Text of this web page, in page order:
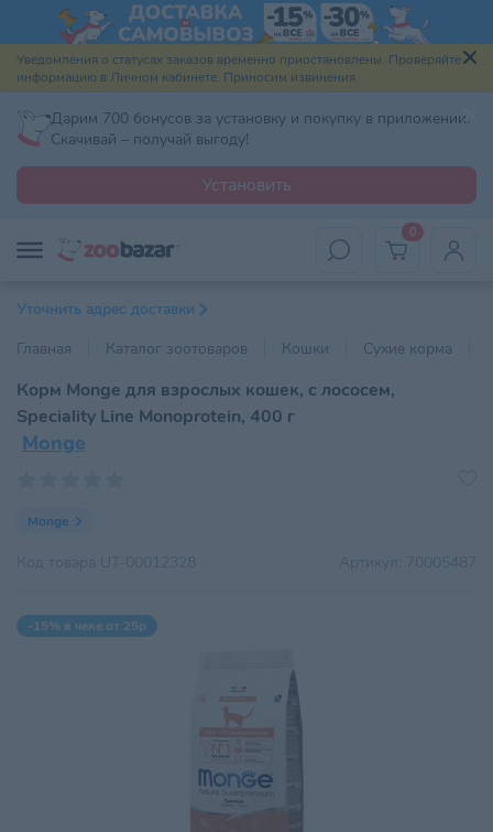
Уведомления о статусах заказов временно приостановлены. Проверяйте
информацию в Личном кабинете. Приносим извинения.
Дарим 700 бонусов за установку и покупку в приложении.
Скачивай – получай выгоду!
Установить
0
Уточнить адрес доставки
Главная
Каталог зоотоваров Кошки Сухие корма
Корм Monge для взрослых кошек, с лососем,
Speciality Line Monoprotein, 400 г
Monge
Monge
-15% в чеке от 25р